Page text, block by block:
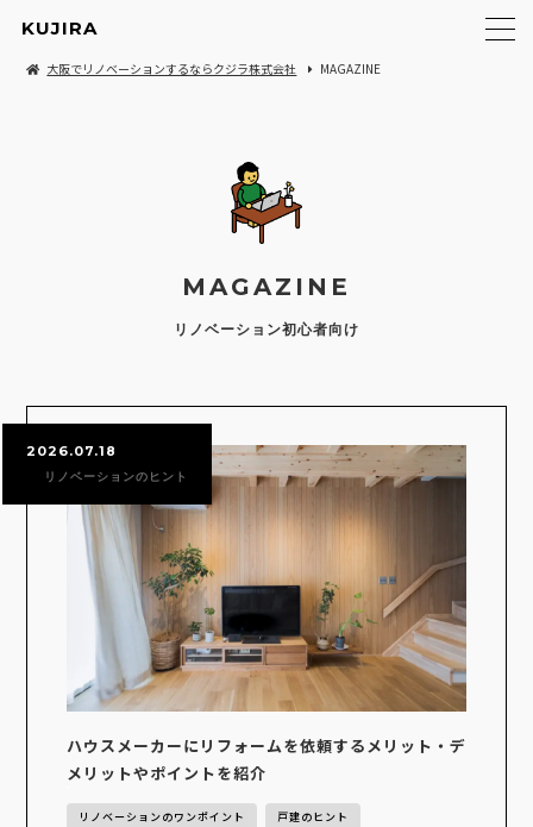
KUJIRA
大阪でリノベーションするならクジラ株式会社 MAGAZINE
MAGAZINE
リノベーション初心者向け
2026.07.18
リノベーションのヒント
ハウスメーカーにリフォームを依頼するメリット・デ
メリットやポイントを紹介
リノベーションのワンポイント 戸建のヒント